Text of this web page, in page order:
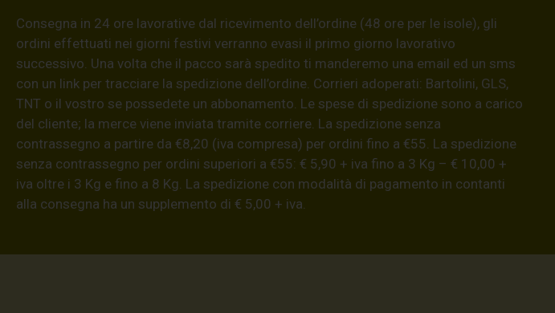
Consegna in 24 ore lavorative dal ricevimento dell’ordine (48 ore per le isole), gli
ordini effettuati nei giorni festivi verranno evasi il primo giorno lavorativo
successivo. Una volta che il pacco sarà spedito ti manderemo una email ed un sms
con un link per tracciare la spedizione dell’ordine. Corrieri adoperati: Bartolini, GLS,
TNT o il vostro se possedete un abbonamento. Le spese di spedizione sono a carico
del cliente; la merce viene inviata tramite corriere. La spedizione senza
contrassegno a partire da €8,20 (iva compresa) per ordini fino a €55. La spedizione
senza contrassegno per ordini superiori a €55: € 5,90 + iva fino a 3 Kg – € 10,00 +
iva oltre i 3 Kg e fino a 8 Kg. La spedizione con modalità di pagamento in contanti
alla consegna ha un supplemento di € 5,00 + iva.